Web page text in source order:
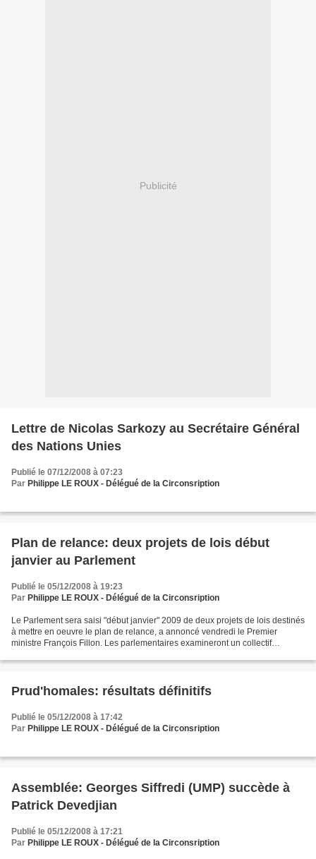
Publicité
Lettre de Nicolas Sarkozy au Secrétaire Général
des Nations Unies
Publié le 07/12/2008 à 07:23
Par Philippe LE ROUX - Délégué de la Circonsription
Plan de relance: deux projets de lois début
janvier au Parlement
Publié le 05/12/2008 à 19:23
Par Philippe LE ROUX - Délégué de la Circonsription
Le Parlement sera saisi "début janvier" 2009 de deux projets de lois destinés
à mettre en oeuvre le plan de relance, a annoncé vendredi le Premier
ministre François Fillon. Les parlementaires examineront un collectif
Prud'homales: résultats définitifs
Publié le 05/12/2008 à 17:42
Par Philippe LE ROUX - Délégué de la Circonsription
Assemblée: Georges Siffredi (UMP) succède à
Patrick Devedjian
Publié le 05/12/2008 à 17:21
Par Philippe LE ROUX - Délégué de la Circonsription